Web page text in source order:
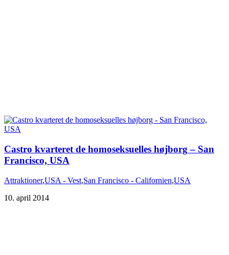
Castro kvarteret de homoseksuelles højborg – San
Francisco, USA
Attraktioner,USA - Vest,San Francisco - Californien,USA
10. april 2014